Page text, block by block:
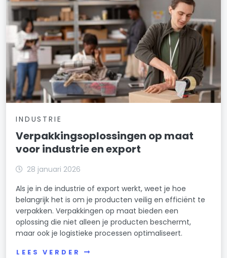
INDUSTRIE
Verpakkingsoplossingen op maat
voor industrie en export
28 januari 2026
Als je in de industrie of export werkt, weet je hoe
belangrijk het is om je producten veilig en efficiënt te
verpakken. Verpakkingen op maat bieden een
oplossing die niet alleen je producten beschermt,
maar ook je logistieke processen optimaliseert.
LEES VERDER